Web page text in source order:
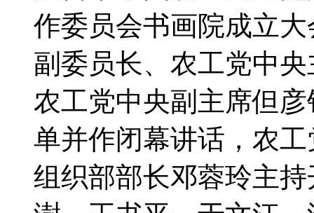
作委员会书画院成立
副委员长、农工党中
农工党中央副主席但
单并作闭幕讲话，农
组织部部长邓蓉玲主